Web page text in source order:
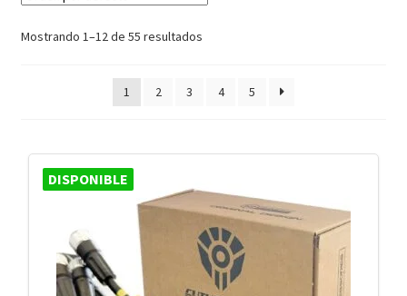
Mostrando 1–12 de 55 resultados
1 2 3 4 5
DISPONIBLE